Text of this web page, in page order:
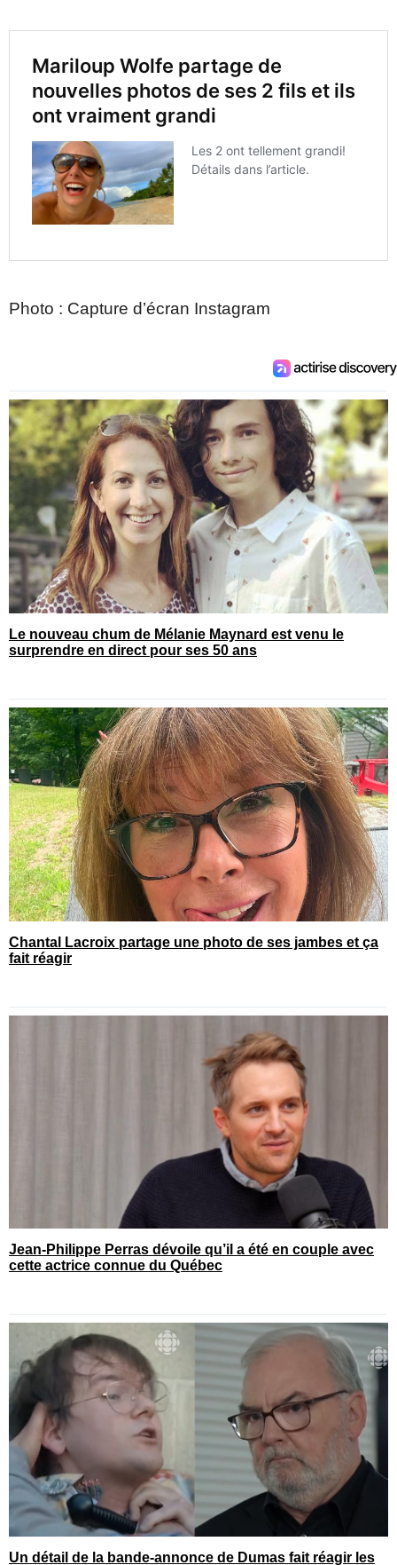
Photo : Capture d’écran Instagram
Le nouveau chum de Mélanie Maynard est venu le
surprendre en direct pour ses 50 ans
Chantal Lacroix partage une photo de ses jambes et ça
fait réagir
Jean-Philippe Perras dévoile qu’il a été en couple avec
cette actrice connue du Québec
Un détail de la bande-annonce de Dumas fait réagir les